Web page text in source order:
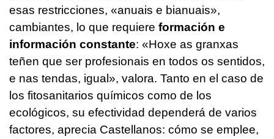
esas restricciones, «anuais e bianuais»,
cambiantes, lo que requiere formación e
información constante: «Hoxe as granxas
teñen que ser profesionais en todos os sentidos,
e nas tendas, igual», valora. Tanto en el caso de
los fitosanitarios químicos como de los
ecológicos, su efectividad dependerá de varios
factores, aprecia Castellanos: cómo se emplee,